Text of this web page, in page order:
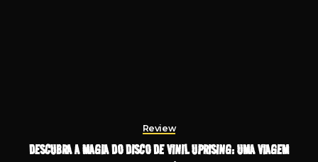
Review
DESCUBRA A MAGIA DO DISCO DE VINIL UPRISING: UMA VIAGEM